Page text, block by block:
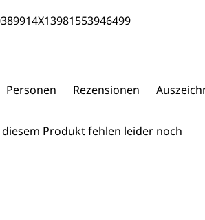
Personen Rezensionen
Produkt fehlen leider noch